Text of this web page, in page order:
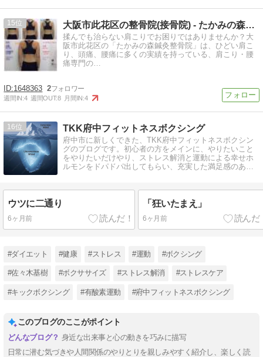
15 大阪市此花区の整骨院(接骨院) - たかみの森鍼灸整骨院オ…
揉んでも治らない肩こりでお困りではありませんか？大
阪市此花区の「たかみの森鍼灸整骨院」は、ひどい肩こ
り、頭痛、腰痛に多くの実績を持っている、肩こり・腰
痛専門の…
1648363 2
週間IN:4 週間OUT:8 月間IN:4
16 TKK府中フィットネスボクシング
府中市に新しくできた、TKK府中フィットネスボクシン
グのブログです。初心者の方をメインに、やりたいこと
をやりたいだけやり、ストレス解消と運動による幸せホ
ルモンをドパドパ出してもらい、充実した満足感のある
ウツに二通り
6ヶ月前
「狂いたまえ」
6ヶ月前
#ダイエット #健康 #ストレス #運動 #ボクシング
#佐々木基樹 #ボクササイズ #ストレス解消 #ストレスケア
#キックボクシング #有酸素運動 #府中フィットネスボクシング
このブログのここがポイント
身近な出来事と心の動きを巧みに描写
日常に潜む気づきや人間関係のやりとりを親しみやすく紹介し、楽しく読